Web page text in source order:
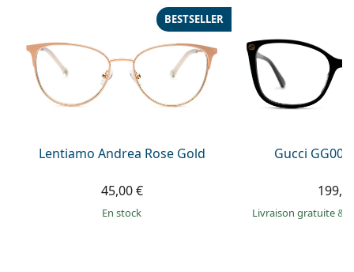
Prada
Toutes les marques
Lentiamo Andrea Rose Gold
BESTSELLER
45,00 €
en stock
Gucci
Livraison gratuite&